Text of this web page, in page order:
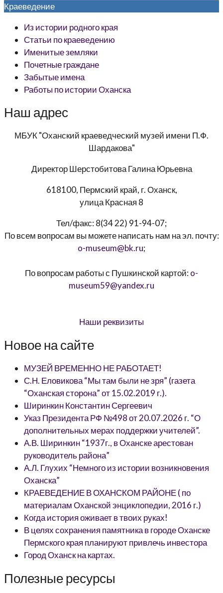
Краеведение
Из истории родного края
Статьи по краеведению
Именитые земляки
Почетные граждане
Забытые имена
Работы по истории Оханска
Наш адрес
МБУК "Оханский краеведческий музей имени П.Ф.
Шардакова"
ДиректорШерстобитова Галина Юрьевна
618100, Пермский край, г. Оханск,
улица Красная 8
Тел/факс: 8(34 22) 91-94-07;
По всем вопросам вы можете написать нам на эл. почту:
o-museum@bk.ru;
По вопросам работы с Пушкинской картой: o-
museum59@yandex.ru
Наши реквизиты
Новое на сайте
МУЗЕЙ ВРЕМЕННО НЕ РАБОТАЕТ!
С.Н. Еловикова “Мы там были не зря” (газета
“Оханская сторона” от 15.02.2019 г.).
Ширинкин Константин Сергеевич
Указ Президента РФ №498 от 20.07.2026 г. “О
дополнительных мерах поддержки учителей”.
А.В. Ширинкин “1937г., в Оханске арестован
руководитель района”
А.Л. Глухих “Немного из истории возникновения
Оханска”
КРАЕВЕДЕНИЕ В ОХАНСКОМ РАЙОНЕ ( по
материалам Оханской энциклопедии, 2016 г.)
Когда история оживает в твоих руках!
В целях сохранения памятника в городе Оханске
Пермского края планируют привлечь инвестора
Город Оханск на картах.
Полезные ресурсы